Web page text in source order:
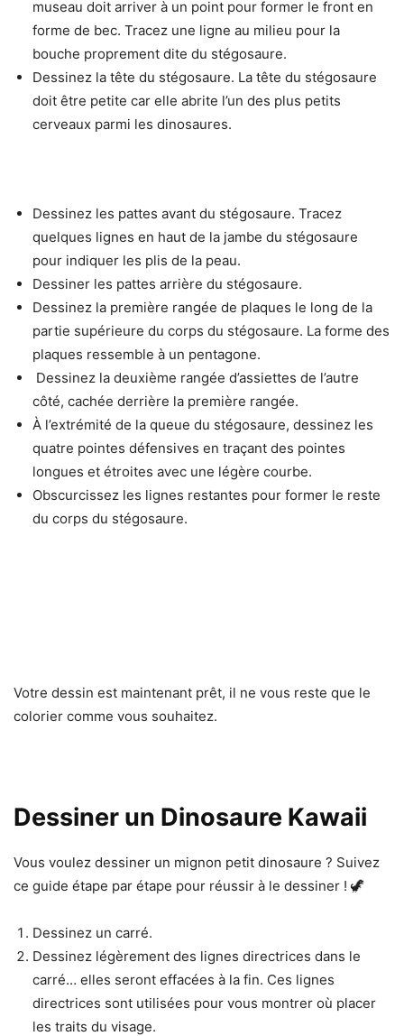
museau doit arriver à un point pour former le front en
forme de bec. Tracez une ligne au milieu pour la
bouche proprement dite du stégosaure.
Dessinez la tête du stégosaure. La tête du stégosaure
doit être petite car elle abrite l’un des plus petits
cerveaux parmi les dinosaures.
Dessinez les pattes avant du stégosaure. Tracez
quelques lignes en haut de la jambe du stégosaure
pour indiquer les plis de la peau.
Dessiner les pattes arrière du stégosaure.
Dessinez la première rangée de plaques le long de la
partie supérieure du corps du stégosaure. La forme des
plaques ressemble à un pentagone.
Dessinez la deuxième rangée d’assiettes de l’autre
côté, cachée derrière la première rangée.
À l’extrémité de la queue du stégosaure, dessinez les
quatre pointes défensives en traçant des pointes
longues et étroites avec une légère courbe.
Obscurcissez les lignes restantes pour former le reste
du corps du stégosaure.
Votre dessin est maintenant prêt, il ne vous reste que le
colorier comme vous souhaitez.
Dessiner un Dinosaure Kawaii
Vous voulez dessiner un mignon petit dinosaure ? Suivez
ce guide étape par étape pour réussir à le dessiner ! 🦖
Dessinez un carré.
Dessinez légèrement des lignes directrices dans le
carré… elles seront effacées à la fin. Ces lignes
directrices sont utilisées pour vous montrer où placer
les traits du visage.